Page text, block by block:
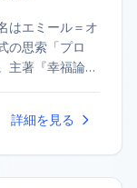
はエミール＝オ
の思索「プロ
主著『幸福論』
詳細を見る